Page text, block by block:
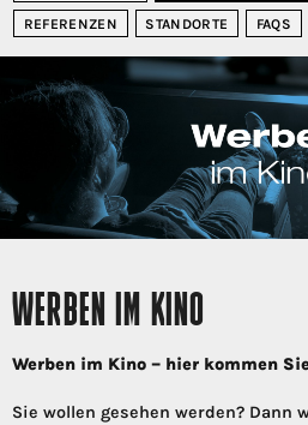
REFERENZEN STANDORTE FAQS
WERBEN IM KINO
Werben im Kino – hier kommen
Sie wollen gesehen werden? Dann